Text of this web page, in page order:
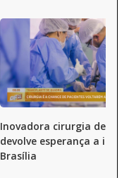
Inovadora cirurgia de
devolve esperança a
Brasília